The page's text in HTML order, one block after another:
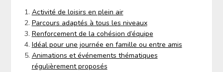
Activité de loisirs en plein air
Parcours adaptés à tous les niveaux
Renforcement de la cohésion d’équipe
Idéal pour une journée en famille ou entre amis
Animations et événements thématiques
régulièrement proposés